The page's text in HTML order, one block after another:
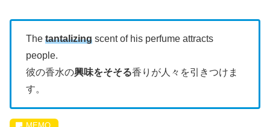
The tantalizing scent of his perfume attracts
people.
彼の香水の興味をそそる香りが人々を引きつけま
す。